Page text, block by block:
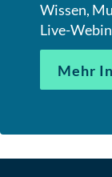
Wissen,
Live-
Mehr